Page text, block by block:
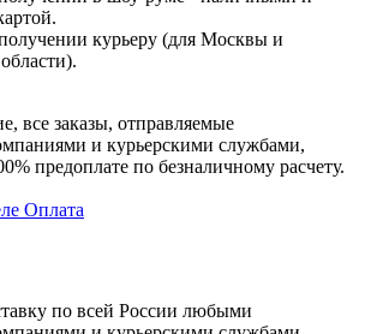
курьеру (для Москвы и
все заказы, отправляемые
и курьерскими службами,
предоплате по безналичному расчету.
Оплата
по всей России любыми